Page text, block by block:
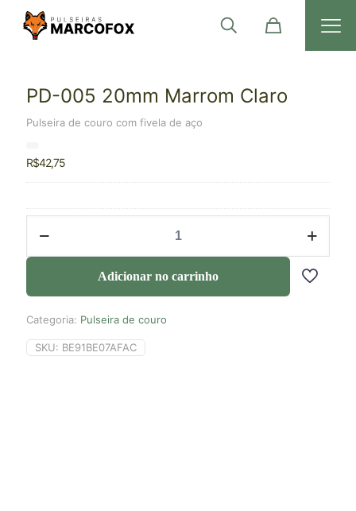
PD-005 20mm Marrom Claro
Pulseira de couro com fivela de aço
R$42,75
Adicionar no carrinho
Categoria: Pulseira de couro
SKU: BE91BE07AFAC